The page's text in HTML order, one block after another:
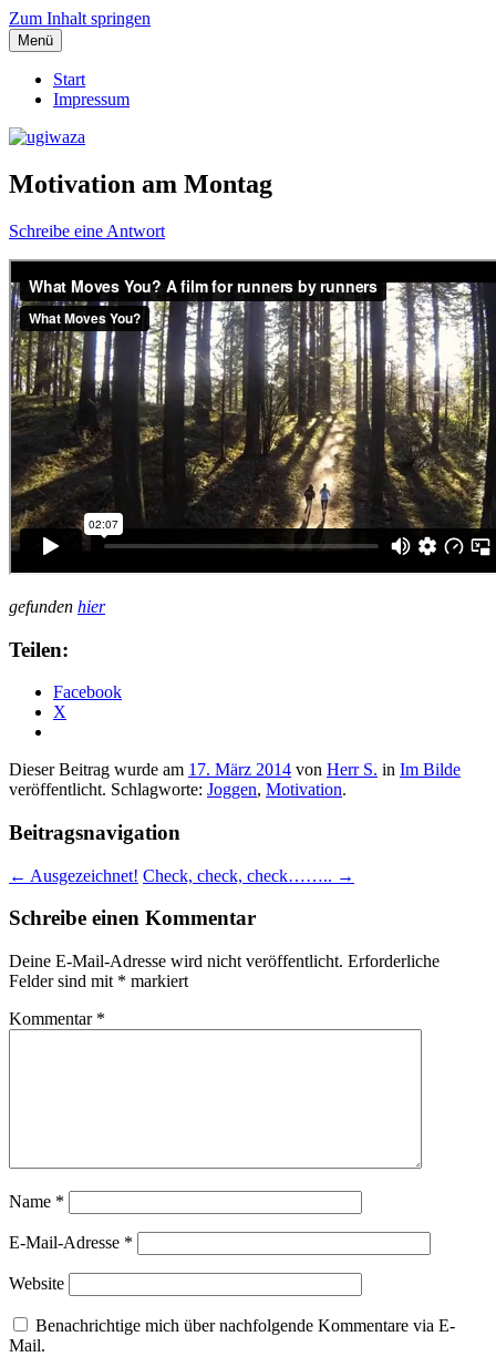
Zum Inhalt springen
ugiwaza
Menü
Start
Impressum
Motivation am Montag
Schreibe eine Antwort
gefunden hier
Teilen:
Facebook
X
Dieser Beitrag wurde am 17. März 2014 von Herr S. in Im Bilde
veröffentlicht. Schlagworte: Joggen, Motivation.
Beitragsnavigation
← Ausgezeichnet! Check, check, check…….. →
Schreibe einen Kommentar
Deine E-Mail-Adresse wird nicht veröffentlicht. Erforderliche
Felder sind mit * markiert
Kommentar *
Name *
E-Mail-Adresse *
Website
Benachrichtige mich über nachfolgende Kommentare via E-
Mail.